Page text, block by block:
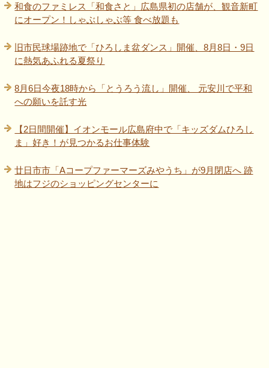
和食のファミレス「和食さと」広島県初の店舗が、観音新町
にオープン！しゃぶしゃぶ等 食べ放題も
旧市民球場跡地で「ひろしま盆ダンス」開催、8月8日・9日
に熱気あふれる夏祭り
8月6日今夜18時から「とうろう流し」開催、 元安川で平和
への願いを託す光
【2日間開催】イオンモール広島府中で「キッズダムひろし
ま」好き！が見つかるお仕事体験
廿日市市「Aコープファーマーズみやうち」が9月閉店へ 跡
地はフジのショッピングセンターに